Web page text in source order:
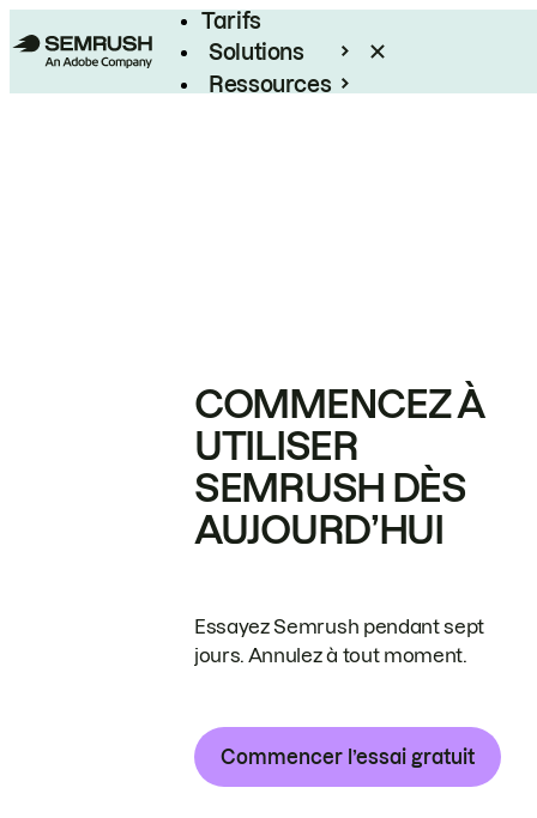
Tarifs
Solutions
Ressources
COMMENCEZ À
UTILISER
SEMRUSH DÈS
AUJOURD’HUI
Essayez Semrush pendant sept
jours. Annulez à tout moment.
Commencer l’essai gratuit